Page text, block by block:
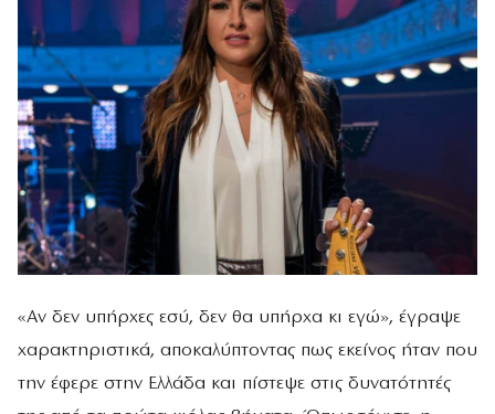
«Αν δεν υπήρχες εσύ, δεν θα υπήρχα κι εγώ», έγραψε
χαρακτηριστικά, αποκαλύπτοντας πως εκείνος ήταν που
την έφερε στην Ελλάδα και πίστεψε στις δυνατότητές